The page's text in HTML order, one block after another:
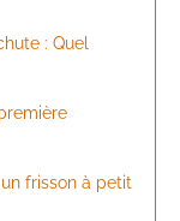
: Quel
frisson à petit